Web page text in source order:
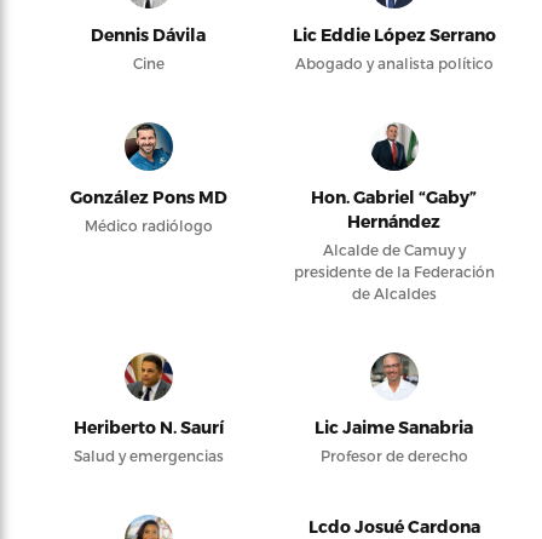
Dennis Dávila
Cine
Lic Eddie López Serrano
Abogado y analista político
González Pons MD
Médico radiólogo
Hon. Gabriel “Gaby”
Hernández
Alcalde de Camuy y
presidente de la Federación
de Alcaldes
Heriberto N. Saurí
Salud y emergencias
Lic Jaime Sanabria
Profesor de derecho
Lcdo Josué Cardona